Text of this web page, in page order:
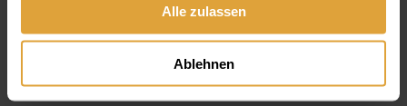
Alle zulassen
Ablehnen
auch gern bei der Anreise und bieten
verschiedene Transfer-Services:
Taxi- & Bustransfer aus Südtirol